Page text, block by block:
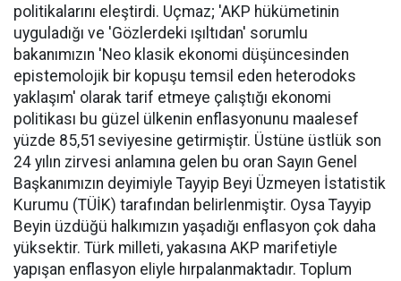
politikalarını eleştirdi. Uçmaz; 'AKP hükümetinin
uyguladığı ve 'Gözlerdeki ışıltıdan' sorumlu
bakanımızın 'Neo klasik ekonomi düşüncesinden
epistemolojik bir kopuşu temsil eden heterodoks
yaklaşım' olarak tarif etmeye çalıştığı ekonomi
politikası bu güzel ülkenin enflasyonunu maalesef
yüzde 85,51seviyesine getirmiştir. Üstüne üstlük son
24 yılın zirvesi anlamına gelen bu oran Sayın Genel
Başkanımızın deyimiyle Tayyip Beyi Üzmeyen İstatistik
Kurumu (TÜİK) tarafından belirlenmiştir. Oysa Tayyip
Beyin üzdüğü halkımızın yaşadığı enflasyon çok daha
yüksektir. Türk milleti, yakasına AKP marifetiyle
yapışan enflasyon eliyle hırpalanmaktadır. Toplum